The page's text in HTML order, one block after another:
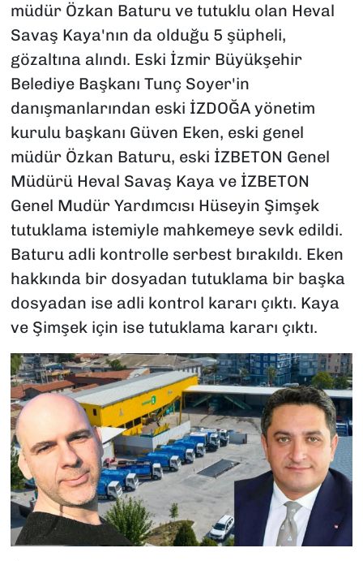
müdür Özkan Baturu ve tutuklu olan Heval
Savaş Kaya'nın da olduğu 5 şüpheli,
gözaltına alındı. Eski İzmir Büyükşehir
Belediye Başkanı Tunç Soyer'in
danışmanlarından eski İZDOĞA yönetim
kurulu başkanı Güven Eken, eski genel
müdür Özkan Baturu, eski İZBETON Genel
Müdürü Heval Savaş Kaya ve İZBETON
Genel Mudür Yardımcısı Hüseyin Şimşek
tutuklama istemiyle mahkemeye sevk edildi.
Baturu adli kontrolle serbest bırakıldı. Eken
hakkında bir dosyadan tutuklama bir başka
dosyadan ise adli kontrol kararı çıktı. Kaya
ve Şimşek için ise tutuklama kararı çıktı.